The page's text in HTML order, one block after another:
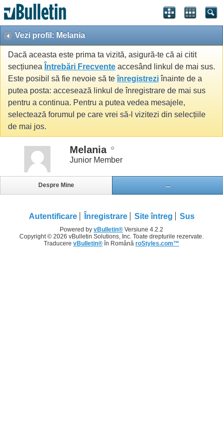
Vezi profil: Melania
Dacă aceasta este prima ta vizită, asigură-te că ai citit
secțiunea Întrebări Frecvente accesând linkul de mai sus.
Este posibil să fie nevoie să teînregistreziînainte de a
putea posta: accesează linkul de înregistrare de mai sus
pentru a continua. Pentru a putea vedea mesajele,
selectează forumul pe care vrei să-l vizitezi din selecțiile
de mai jos.
Melania
Junior Member
Despre Mine ...
Autentificare Înregistrare Site întreg Sus
Powered by vBulletin® Versiune 4.2.2
Copyright © 2026 vBulletin Solutions, Inc. Toate drepturile rezervate.
Traducere vBulletin® în Română roStyles.com™